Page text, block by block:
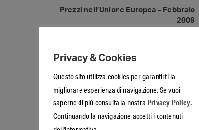
Prezzi nell’Unione Europea – Febbraio
2009
Privacy & Cookies
Questo sito utilizza cookies per garantirti la
migliorare esperienza di navigazione. Se vuoi
saperne di più consulta la nostra Privacy Policy.
Continuando la navigazione accetti i contenuti